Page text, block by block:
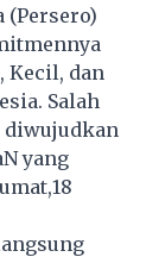
(Persero)
Kecil, dan
Salah
diwujudkan
yang